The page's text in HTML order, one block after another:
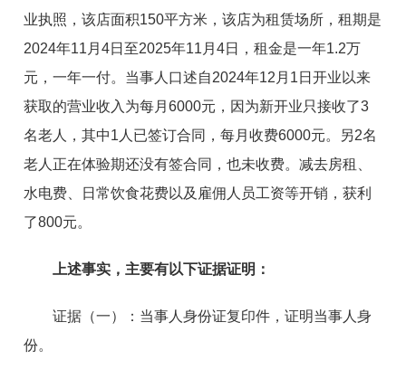
业执照，该店面积150平方米，该店为租赁场所，租期是
2024年11月4日至2025年11月4日，租金是一年1.2万
元，一年一付。当事人口述自2024年12月1日开业以来
获取的营业收入为每月6000元，因为新开业只接收了3
名老人，其中1人已签订合同，每月收费6000元。另2名
老人正在体验期还没有签合同，也未收费。减去房租、
水电费、日常饮食花费以及雇佣人员工资等开销，获利
了800元。
上述事实，主要有以下证据证明：
证据（一） ： 当事人身份证复印件，证明当事人身
份。